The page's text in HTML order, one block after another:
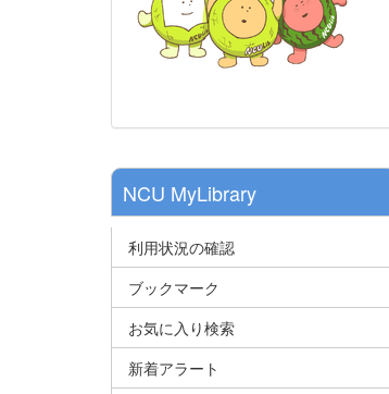
NCU MyLibrary
利用状況の確認
ブックマーク
お気に入り検索
新着アラート